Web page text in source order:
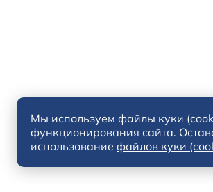
Мы используем файлы куки
функционирования сайта.
использование файлов куки